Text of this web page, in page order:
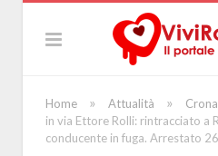
Home » Attualità »
in via Ettore Rolli: rintracciato a
conducente in fuga. Arrestato